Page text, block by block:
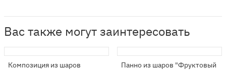
Вас также могут заинтересовать
Композиция из шаров
Панно из шаров "Фруктовый